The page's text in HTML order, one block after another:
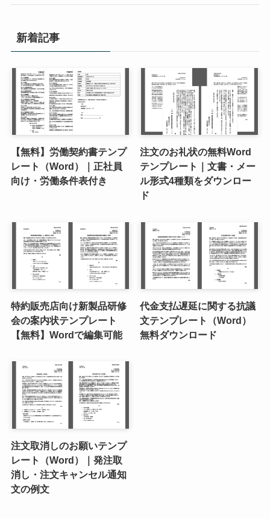
新着記事
【無料】労働契約書テンプ
レート（Word）｜正社員
向け・労働条件表付き
注文のお礼状の無料Word
テンプレート｜文書・メー
ル形式4種類をダウンロー
ド
特約販売店向け新製品研修
会の案内状テンプレート
【無料】Wordで編集可能
代金支払遅延に関する抗議
文テンプレート（Word）
無料ダウンロード
注文取消しのお願いテンプ
レート（Word）｜発注取
消し・注文キャンセル通知
文の例文